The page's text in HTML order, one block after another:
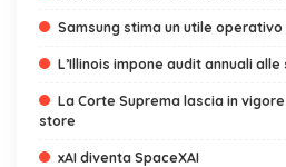
Samsung stima un utile
L’Illinois impone audit annuali alle
La Corte Suprema lascia in
store
xAI diventa SpaceXAI